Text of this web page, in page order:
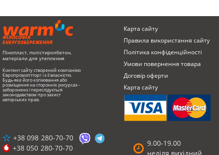
ФІЛОСОФІЯ
ЕНЕРГОЗБЕРЕЖЕННЯ
Пінопласт, полістиролбетон,
матеріали для утеплення
Контент сайту створений компанією
Європромоптторг і є її власністю.
Будь-яке його копіювання або
розміщення на сторонніх ресурсах -
заборонено і переслідується
законодавством про захист
авторських прав.
Карта сайту
Правила використання сайту
Політика конфіденційності
Умови повернення товарa
Договір оферти
Карта сайту
9.00-19.00
неділя вихідний
+38 098 280-70-70
+38 050 280-70-70